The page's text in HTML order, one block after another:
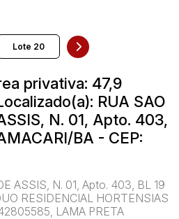
privativa: 47,9
RUA SAO
N. 01, Apto. 403,
BA - CEP:
ASSIS, N. 01, Apto. 403, BL 19
RESIDENCIAL HORTENSIAS
LAMA PRETA